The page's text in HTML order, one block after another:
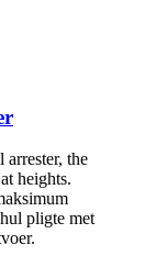
the
heights.
pligte met